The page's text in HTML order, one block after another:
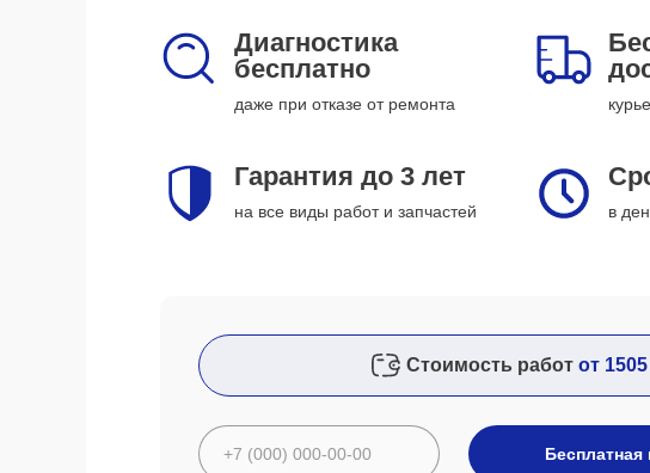
Диагностика
бесплатно
даже при отказе от ремонта
Гарантия до 3 лет
на все виды работ и запчастей в
Стоимость работ от
Бесплатная